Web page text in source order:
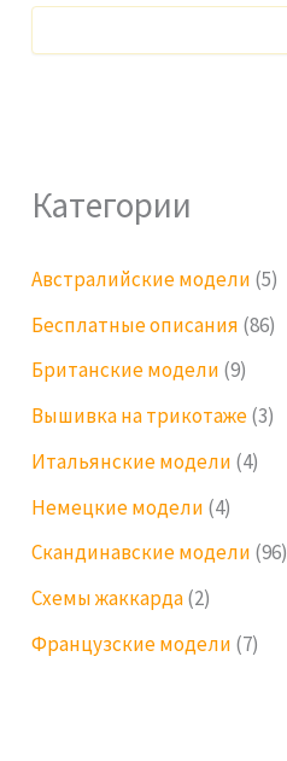
Категории
Австралийские модели (5)
Бесплатные описания (86)
Британские модели (9)
Вышивка на трикотаже(3)
Итальянские модели (4)
Немецкие модели (4)
Скандинавские модели (96)
Схемы жаккарда(2)
Французские модели (7)